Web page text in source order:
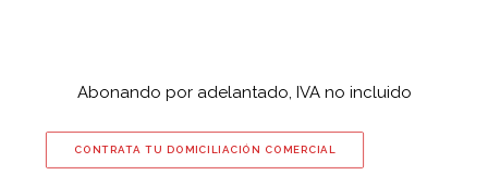
Abonando por adelantado, IVA no incluido
CONTRATA TU DOMICILIACIÓN COMERCIAL